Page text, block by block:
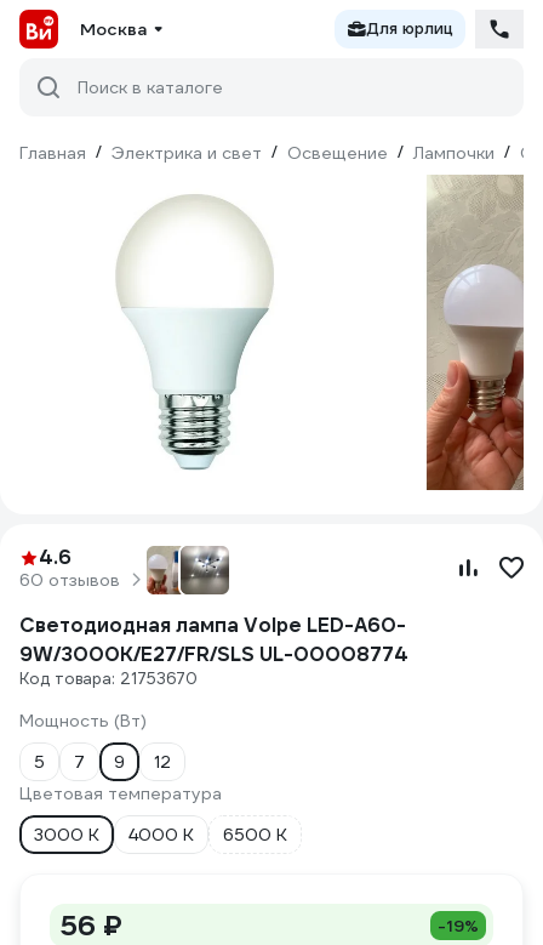
Москва Для юрлиц
Поиск в каталоге
Главная / Электрика и свет / Освещение / Лампочки /
4.6
60 отзывов
Светодиодная лампа Volpe LED-A60-
9W/3000K/E27/FR/SLS UL-00008774
Код товара: 21753670
Мощность (Вт)
5
7 9
12
Цветовая температура
3000 К
4000 К 6500 К
56 ₽ -19%